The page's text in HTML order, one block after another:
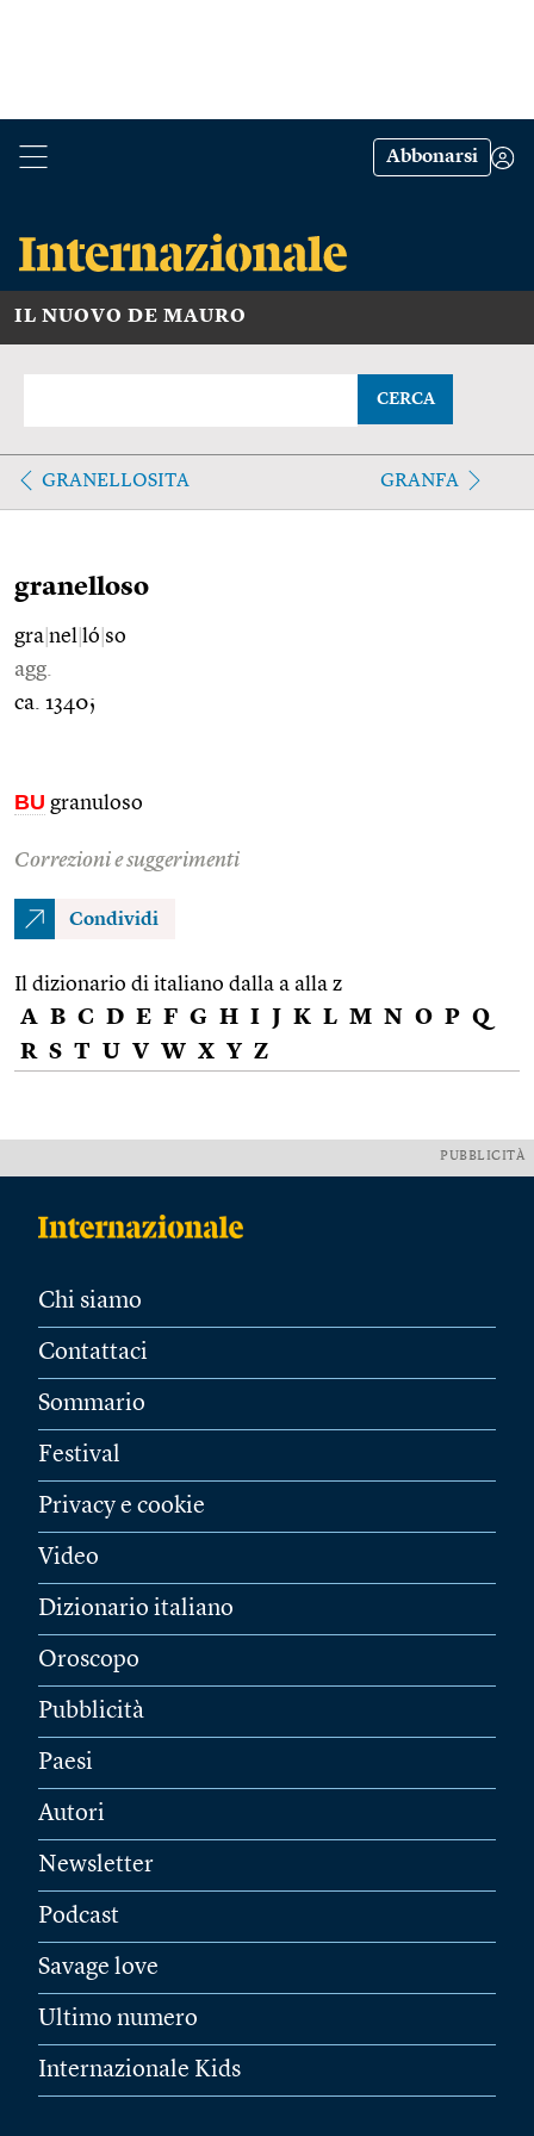
Abbonarsi
IL NUOVO DE MAURO
CERCA
GRANELLOSITA GRANFA
granelloso
gra nel ló so
agg.
ca. 1340;
BU granuloso
Correzioni e suggerimenti
Condividi
Il dizionario di italiano dalla a alla z
A B C D E F G H I J K L M N O P Q
R S T U V W X Y Z
PUBBLICITÀ
Chi siamo
Contattaci
Sommario
Festival
Privacy e cookie
Video
Dizionario italiano
Oroscopo
Pubblicità
Paesi
Autori
Newsletter
Podcast
Savage love
Ultimo numero
Internazionale Kids